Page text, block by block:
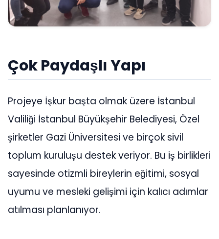
Çok Paydaşlı Yapı
Projeye İşkur başta olmak üzere İstanbul
Valiliği İstanbul Büyükşehir Belediyesi, Özel
şirketler Gazi Üniversitesi ve birçok sivil
toplum kuruluşu destek veriyor. Bu iş birlikleri
sayesinde otizmli bireylerin eğitimi, sosyal
uyumu ve mesleki gelişimi için kalıcı adımlar
atılması planlanıyor.